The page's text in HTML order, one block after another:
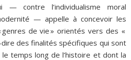
— contre l’individualisme moral
— appelle à concevoir les
de vie » orientés vers des «
dire des finalités spécifiques qui sont
temps long de l’histoire et dont la